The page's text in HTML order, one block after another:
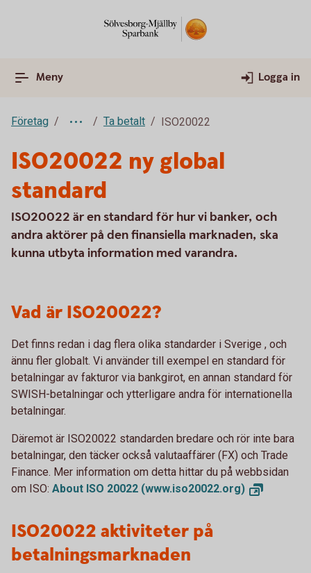
Meny Logga in
Företag Ta betalt ISO20022
ISO20022 ny global
standard
ISO20022 är en standard för hur vi banker, och
andra aktörer på den finansiella marknaden, ska
kunna utbyta information med varandra.
Vad är ISO20022?
Det finns redan i dag flera olika standarder i Sverige , och
ännu fler globalt. Vi använder till exempel en standard för
betalningar av fakturor via bankgirot, en annan standard för
SWISH-betalningar och ytterligare andra för internationella
betalningar.
Däremot är ISO20022 standarden bredare och rör inte bara
betalningar, den täcker också valutaaffärer (FX) och Trade
Finance. Mer information om detta hittar du på webbsidan
om ISO: About ISO 20022 (www.iso20022.org)
ISO20022 aktiviteter på
betalningsmarknaden